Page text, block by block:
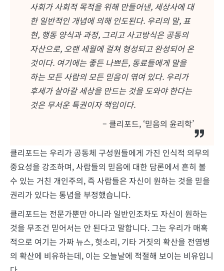
사회가 사회적 목적을 위해 만들어낸, 세상사에 대
한 일반적인 개념에 의해 인도된다. 우리의 말, 표
현, 행동 양식과 과정, 그리고 사고방식은 공동의
자산으로, 오랜 세월에 걸쳐 형성되고 완성되어 온
것이다. 여기에는 좋든 나쁘든, 동료들에게 말을
하는 모든 사람의 모든 믿음이 엮여 있다. 우리가
후세가 살아갈 세상을 만드는 것을 도와야 한다는
것은 무서운 특권이자 책임이다.
– 클리포드, ‘믿음의 윤리학’
클리포드는 우리가 공동체 구성원들에게 가진 인식적 의무의
중요성을 강조하며, 사람들의 믿음에 대한 담론에서 흔히 볼
수 있는 거친 개인주의, 즉 사람들은 자신이 원하는 것을 믿을
권리가 있다는 통념을 부정했습니다.
클리포드는 전문가뿐만 아니라 일반인조차도 자신이 원하는
것을 무조건 믿어서는 안 된다고 말합니다. 그는 우리가 매혹
적으로 여기는 가짜 뉴스, 헛소리, 기타 거짓의 확산을 전염병
의 확산에 비유하는데, 이는 오늘날에 적절해 보이는 비유입니